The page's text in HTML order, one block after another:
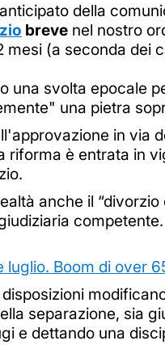
della
breve nel nostro
(a seconda dei
svolta epocale
una pietra
in via
riforma è entrata in
anche il
luglio. Boom di over
separazione, sia
e dettando una